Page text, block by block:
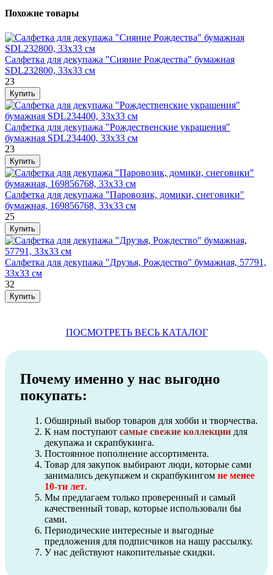
Похожие товары
Салфетка для декупажа "Сияние Рождества" бумажная
SDL232800, 33х33 см
23
Салфетка для декупажа "Рождественские украшения"
бумажная SDL234400, 33х33 см
23
Салфетка для декупажа "Паровозик, домики, снеговики"
бумажная, 169856768, 33х33 см
25
Салфетка для декупажа "Друзья, Рождество" бумажная, 57791,
33х33 см
32
ПОСМОТРЕТЬ ВЕСЬ КАТАЛОГ
Почему именно у нас выгодно
покупать:
Обширный выбор товаров для хобби и творчества.
К нам поступают самые свежие коллекции для
декупажа и скрапбукинга.
Постоянное пополнение ассортимента.
Товар для закупок выбирают люди, которые сами
занимались декупажем и скрапбукингом не менее
10-ти лет.
Мы предлагаем только проверенный и самый
качественный товар, которые использовали бы
сами.
Периодические интересные и выгодные
предложения для подписчиков на нашу рассылку.
У нас действуют накопительные скидки.